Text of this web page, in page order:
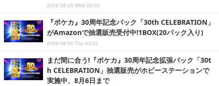
2026.08.05 Wed 05:00
『ポケカ』30周年記念パック「30th CELEBRATION」
がAmazonで抽選販売受付中!1BOX(20パック入り)
2026.08.06 Thu 03:30
まだ間に合う!『ポケカ』30周年記念拡張パック「30t
h CELEBRATION」抽選販売がホビーステーションで
実施中、8月6日まで